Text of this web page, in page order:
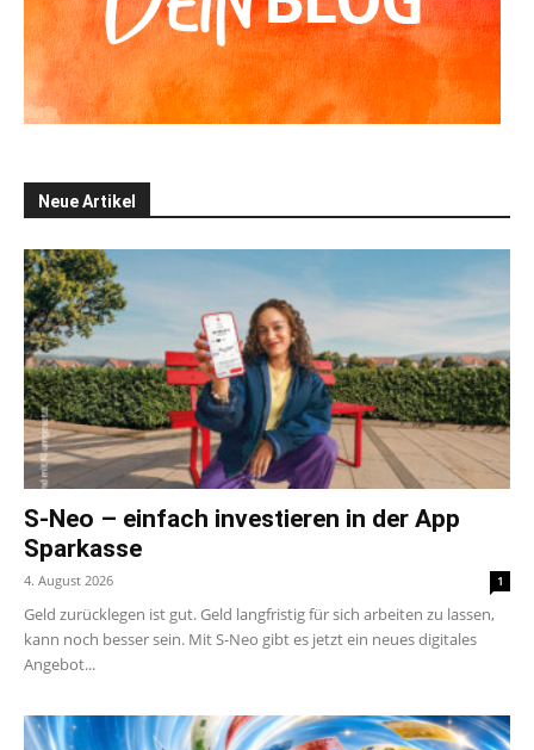
Neue Artikel
S-Neo – einfach investieren in der App
Sparkasse
4. August 2026 1
Geld zurücklegen ist gut. Geld langfristig für sich arbeiten zu lassen,
kann noch besser sein. Mit S-Neo gibt es jetzt ein neues digitales
Angebot...